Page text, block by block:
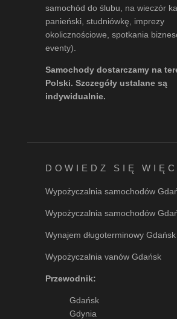
samochód do ślubu, na wieczór
panieński, studniówkę, imprezy
okolicznościowe, spotkania
eventy).
Samochody dostarczamy na
Polski. Szczegóły ustalane są
indywidualnie.
DOWIEDZ SIĘ
Wypożyczalnia samochodów
Wypożyczalnia samochodów
Wynajem długoterminowy Gdańsk
Wypożyczalnia vanów Gdańsk
Przewodnik:
Gdańsk
Gdynia